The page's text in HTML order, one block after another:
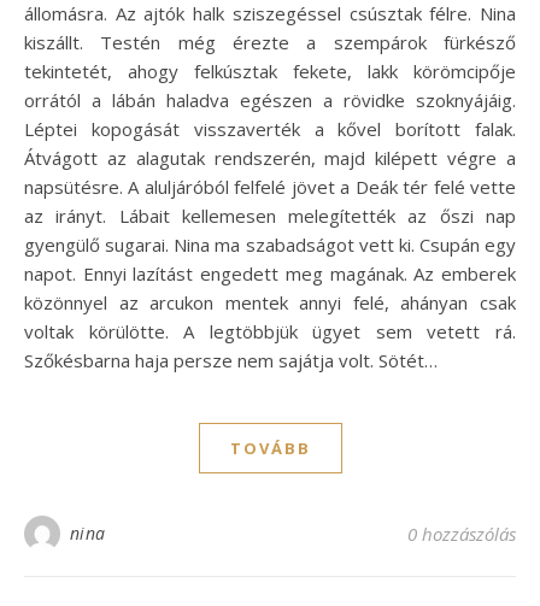
állomásra. Az ajtók halk sziszegéssel csúsztak félre. Nina
kiszállt. Testén még érezte a szempárok fürkésző
tekintetét, ahogy felkúsztak fekete, lakk körömcipője
orrától a lábán haladva egészen a rövidke szoknyájáig.
Léptei kopogását visszaverték a kővel borított falak.
Átvágott az alagutak rendszerén, majd kilépett végre a
napsütésre. A aluljáróból felfelé jövet a Deák tér felé vette
az irányt. Lábait kellemesen melegítették az őszi nap
gyengülő sugarai. Nina ma szabadságot vett ki. Csupán egy
napot. Ennyi lazítást engedett meg magának. Az emberek
közönnyel az arcukon mentek annyi felé, ahányan csak
voltak körülötte. A legtöbbjük ügyet sem vetett rá.
Szőkésbarna haja persze nem sajátja volt. Sötét…
TOVÁBB
nina 0 hozzászólás